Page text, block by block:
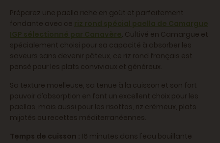
Préparez une paella riche en goût et parfaitement
fondante avec ce riz rond spécial paella de Camargue
IGP sélectionné par Canavère. Cultivé en Camargue et
spécialement choisi pour sa capacité à absorber les
saveurs sans devenir pâteux, ce riz rond français est
pensé pour les plats conviviaux et généreux.
Sa texture moelleuse, sa tenue à la cuisson et son fort
pouvoir d’absorption en font un excellent choix pour les
paellas, mais aussi pour les risottos, riz crémeux, plats
mijotés ou recettes méditerranéennes.
Temps de cuisson : 16 minutes dans l'eau bouillante​